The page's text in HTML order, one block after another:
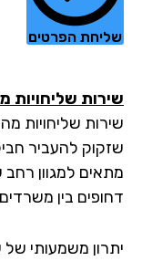
הפרטים
שליחויות
שליחויות מהיום
להעביר חבילה
למגוון רחב של
בין משרדים
משמעותי של